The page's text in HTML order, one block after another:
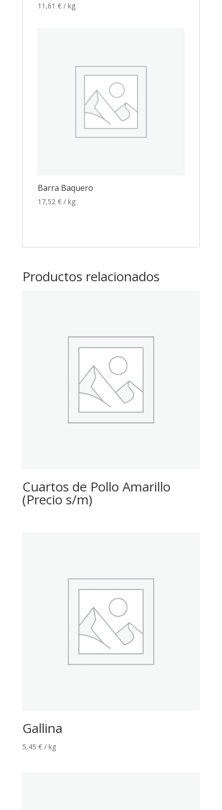
11,61 € / kg
Barra Baquero
17,52 € / kg
Productos relacionados
Cuartos de Pollo Amarillo
(Precio s/m)
Gallina
5,45 € / kg